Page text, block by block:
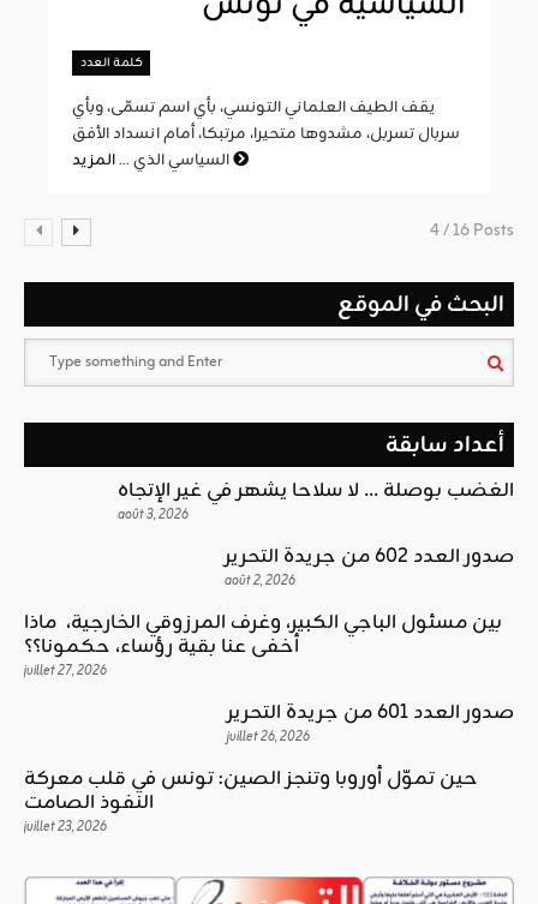
كلمة العدد
يقف الطيف العلماني التونسي، بأي اسم تسمّى، وبأي
سربال تسربل، مشدوها متحيرا، مرتبكا، أمام انسداد الأفق
السياسي الذي ...
4 / 16 Posts
البحث في الموقع
أعداد سابقة
الغضب بوصلة … لا سلاحا يشهر في غير الإتجاه
août 3, 2026
صدور العدد 602 من جريدة التحرير
août 2, 2026
بين مسئول الباجي الكبير، وغرف المرزوقي الخارجية، ماذا
أخفى عنا بقية رؤساء، حكمونا؟؟
juillet 27, 2026
صدور العدد 601 من جريدة التحرير
juillet 26, 2026
حين تموّل أوروبا وتنجز الصين: تونس في قلب معركة
النفوذ الصامت
juillet 23, 2026